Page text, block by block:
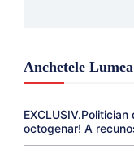
Anchetele
octogenar! A